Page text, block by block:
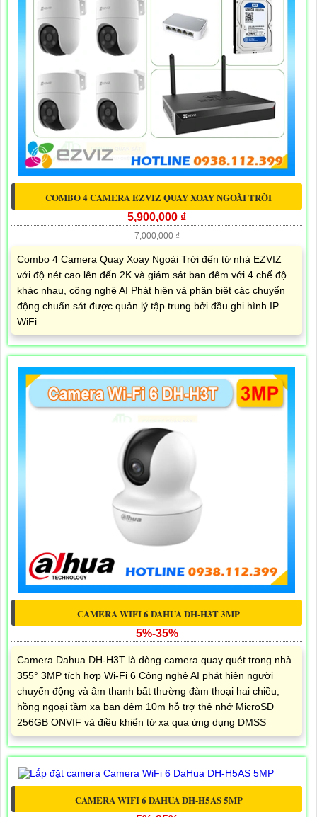
COMBO 4 CAMERA EZVIZ QUAY XOAY NGOÀI TRỜI
5,900,000 ₫
7,000,000 ₫
Combo 4 Camera Quay Xoay Ngoài Trời đến từ nhà EZVIZ
với độ nét cao lên đến 2K và giám sát ban đêm với 4 chế độ
khác nhau, công nghệ AI Phát hiện và phân biệt các chuyển
động chuẩn sát được quản lý tập trung bởi đầu ghi hình IP
WiFi
CAMERA WIFI 6 DAHUA DH-H3T 3MP
5%-35%
Camera Dahua DH-H3T là dòng camera quay quét trong nhà
355° 3MP tích hợp Wi-Fi 6 Công nghệ AI phát hiện người
chuyển động và âm thanh bất thường đàm thoại hai chiều,
hồng ngoại tầm xa ban đêm 10m hỗ trợ thẻ nhớ MicroSD
256GB ONVIF và điều khiển từ xa qua ứng dụng DMSS
CAMERA WIFI 6 DAHUA DH-H5AS 5MP